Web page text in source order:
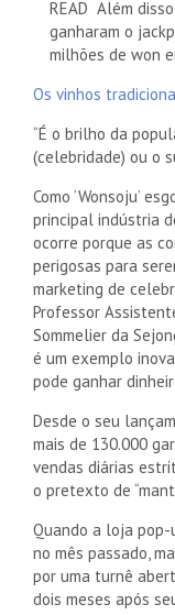
READ Além
ganharam o
milhões de won
Os vinhos
“É o brilho da
(celebridade) ou o
Como ‘Wonsoju’
principal indústria
ocorre porque as
perigosas para
marketing de
Professor
Sommelier da
é um exemplo
pode ganhar
Desde o seu
mais de 130.000
vendas diárias
o pretexto de
Quando a loja pop-
no mês passado,
por uma turnê
dois meses após